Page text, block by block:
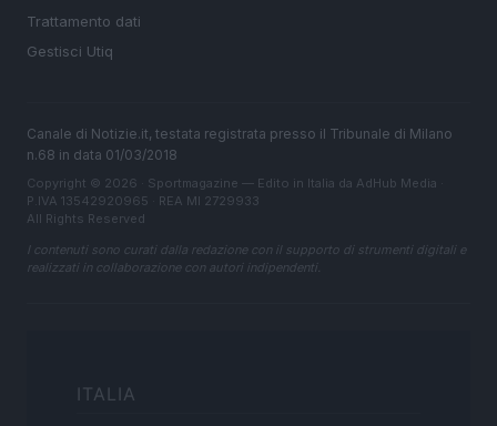
Trattamento dati
Gestisci Utiq
Canale di Notizie.it, testata registrata presso il Tribunale di Milano
n.68 in data 01/03/2018
Copyright © 2026 · Sportmagazine — Edito in Italia da AdHub Media
P.IVA 13542920965 · REA MI 2729933
All Rights Reserved
I contenuti sono curati dalla redazione con il supporto di strumenti digitali e
realizzati in collaborazione con autori indipendenti.
ITALIA